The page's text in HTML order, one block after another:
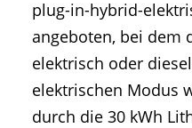
plug-in-hybrid-
angeboten, bei dem
elektrisch oder
elektrischen Modus
durch die 30 kWh